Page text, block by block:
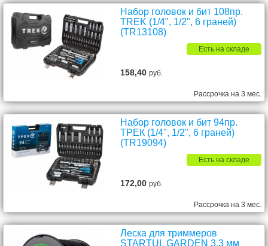
Набор головок и бит 108пр.
TREK (1/4", 1/2", 6 граней)
(TR13108)
Есть на складе
158,40руб.
Рассрочка на 3 мес.
Набор головок и бит 94пр.
ТРЕК (1/4", 1/2", 6 граней)
(TR19094)
Есть на складе
172,00руб.
Рассрочка на 3 мес.
Леска для триммеров
STARTUL GARDEN 3.3 мм